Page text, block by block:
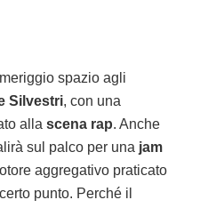
spazio agli
Silvestri, con una
alla scena rap. Anche
sul palco per una jam
aggregativo praticato
punto. Perché il